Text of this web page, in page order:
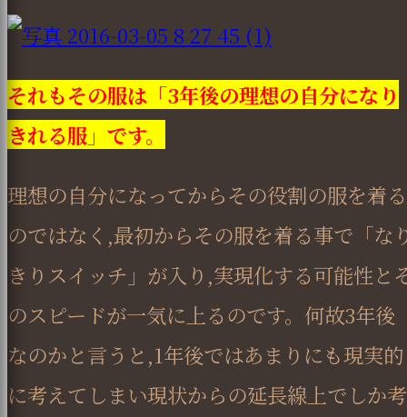
それもその服は「3年後の理想の自分になり
きれる服」です。
理想の自分になってからその役割の服を着る
のではなく,最初からその服を着る事で「な
きりスイッチ」が入り,実現化する可能性と
のスピードが一気に上るのです。何故3年後
なのかと言うと,1年後ではあまりにも現実的
に考えてしまい現状からの延長線上でしか考